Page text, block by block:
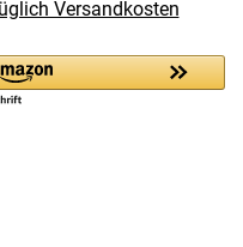
Versandkosten